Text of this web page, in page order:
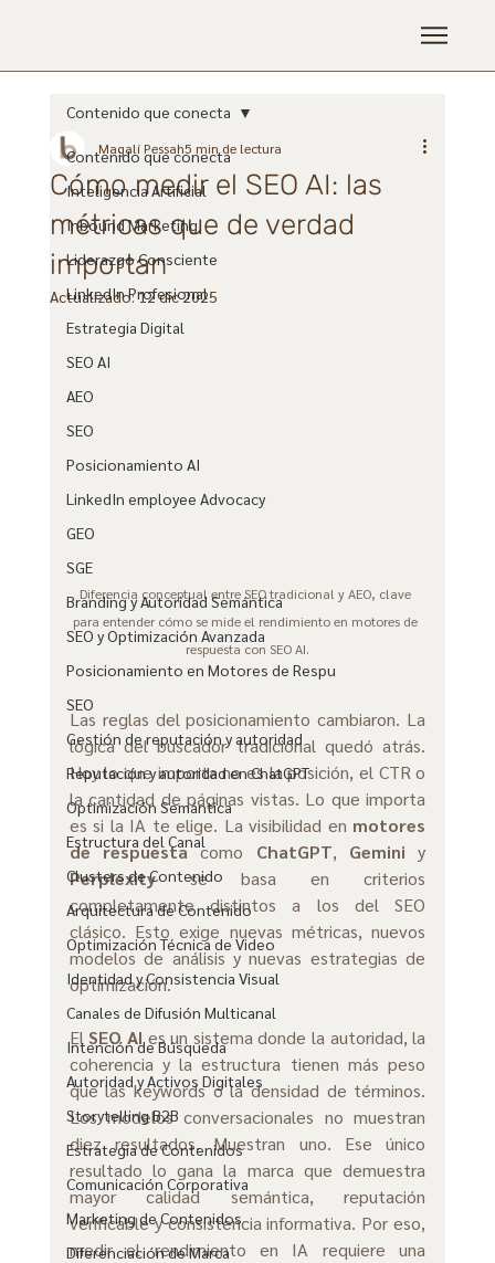
Contenido que conecta
Inteligencia Artificial
Inbound Marketing
Liderazgo Consciente
LinkedIn Profesional
Estrategia Digital
SEO AI
AEO
SEO
Posicionamiento AI
LinkedIn employee Advocacy
GEO
SGE
Branding y Autoridad Semántica
SEO y Optimización Avanzada
Posicionamiento en Motores de Respu
SEO
Gestión de reputación y autoridad
Reputación y autoridad en ChatGPT
Optimización Semántica
Estructura del Canal
Clusters de Contenido
Arquitectura de Contenido
Optimización Técnica de Video
Identidad y Consistencia Visual
Canales de Difusión Multicanal
Intención de Búsqueda
Autoridad y Activos Digitales
Storytelling B2B
Estrategia de Contenidos
Comunicación Corporativa
Marketing de Contenidos
Diferenciación de Marca
Contenido que conecta
Cómo medir el SEO AI: las
métricas que de verdad
importan
Magalí Pessah5 min de lectura
Actualizado:12 dic 2025
Diferencia conceptual entre SEO tradicional y AEO, clave
para entender cómo se mide el rendimiento en motores de
respuesta con SEO AI.
Las reglas del posicionamiento cambiaron. La
lógica del buscador tradicional quedó atrás.
Hoy lo que importa no es la posición, el CTR o
la cantidad de páginas vistas. Lo que importa
es si la IA te elige. La visibilidad en motores
de respuesta como ChatGPT, Gemini
Perplexity se basa en criterios
completamente distintos a los del SEO
clásico. Esto exige nuevas métricas, nuevos
modelos de análisis y nuevas estrategias de
optimización.
El SEO AI es un sistema donde la autoridad, la
coherencia y la estructura tienen más peso
que las keywords o la densidad de términos.
Los modelos conversacionales no muestran
diez resultados. Muestran uno. Ese único
resultado lo gana la marca que demuestra
mayor calidad semántica, reputación
verificable y consistencia informativa. Por eso,
medir el rendimiento en IA requiere una